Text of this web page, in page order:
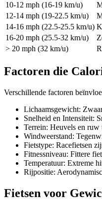
10-12 mph (16-19 km/u)
12-14 mph (19-22.5 km/u)
14-16 mph (22.5-25.5 km/u)
16-20 mph (25.5-32 km/u)
> 20 mph (32 km/u)
Factoren die
Verschillende factoren
Lichaamsgewicht:
Snelheid en Intensiteit:
Terrein: Heuvels en ruw
Windweerstand:
Fietstype: Racefietsen
Fitnessniveau: Fittere
Temperatuur: Extreme
Rijpositie:
Fietsen voor